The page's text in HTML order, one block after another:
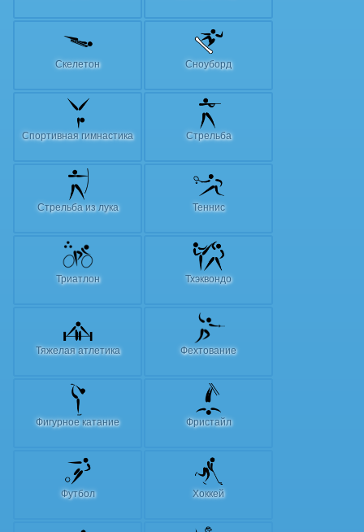
Скелетон Сноуборд
Спортивная гимнастика Стрельба
Стрельба из лука Теннис
Триатлон Тхэквондо
Тяжелая атлетика Фехтование
Фигурное катание Фристайл
Футбол Хоккей